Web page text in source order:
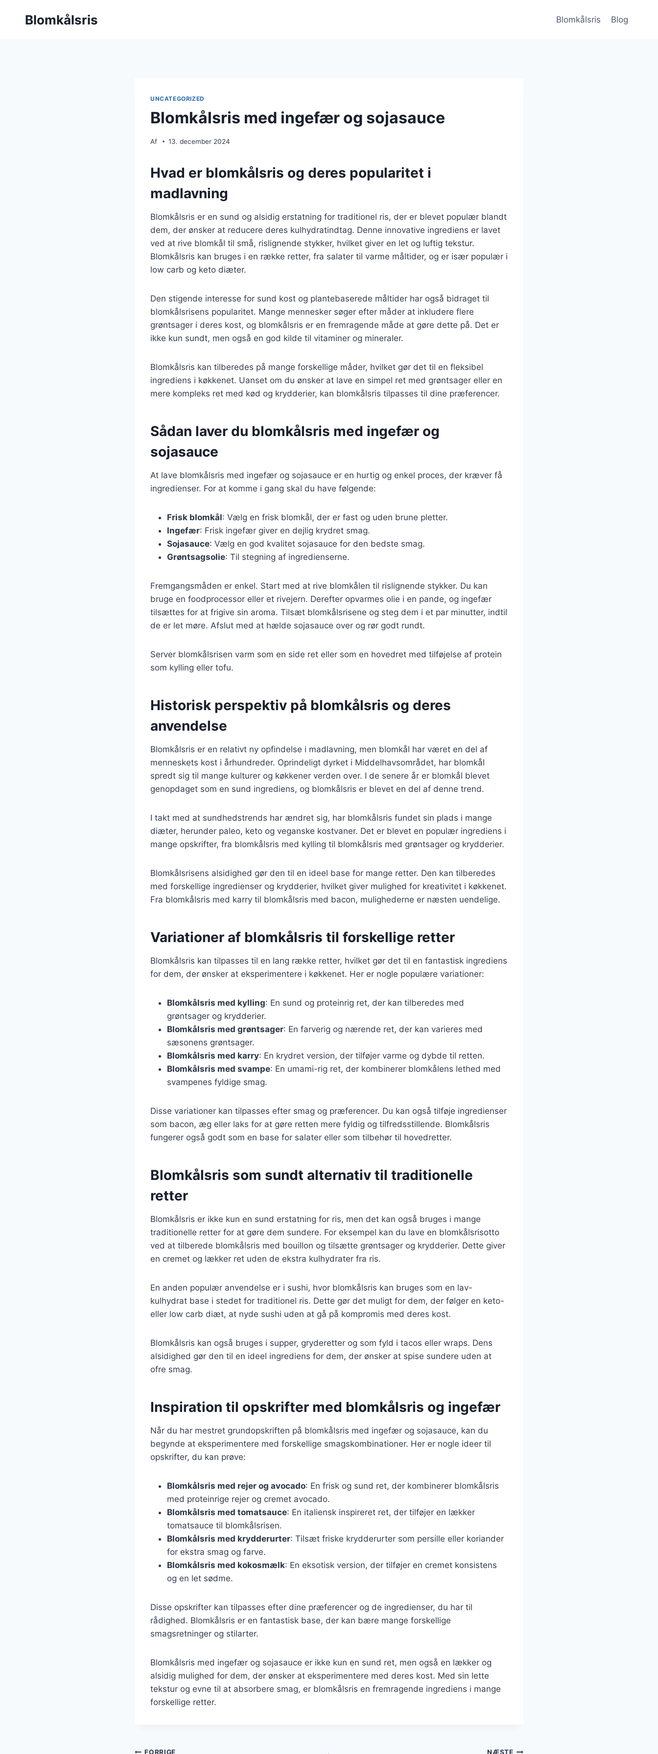
Blomkålsris Blomkålsris Blog
UNCATEGORIZED
Blomkålsris med ingefær og sojasauce
Af 13. december 2024
Hvad er blomkålsris og deres popularitet i
madlavning
Blomkålsris er en sund og alsidig erstatning for traditionel ris, der er blevet populær blandt
dem, der ønsker at reducere deres kulhydratindtag. Denne innovative ingrediens er lavet
ved at rive blomkål til små, rislignende stykker, hvilket giver en let og luftig tekstur.
Blomkålsris kan bruges i en række retter, fra salater til varme måltider, og er især populær i
low carb og keto diæter.
Den stigende interesse for sund kost og plantebaserede måltider har også bidraget til
blomkålsrisens popularitet. Mange mennesker søger efter måder at inkludere flere
grøntsager i deres kost, og blomkålsris er en fremragende måde at gøre dette på. Det er
ikke kun sundt, men også en god kilde til vitaminer og mineraler.
Blomkålsris kan tilberedes på mange forskellige måder, hvilket gør det til en fleksibel
ingrediens i køkkenet. Uanset om du ønsker at lave en simpel ret med grøntsager eller en
mere kompleks ret med kød og krydderier, kan blomkålsris tilpasses til dine præferencer.
Sådan laver du blomkålsris med ingefær og
sojasauce
At lave blomkålsris med ingefær og sojasauce er en hurtig og enkel proces, der kræver få
ingredienser. For at komme i gang skal du have følgende:
Frisk blomkål: Vælg en frisk blomkål, der er fast og uden brune pletter.
Ingefær: Frisk ingefær giver en dejlig krydret smag.
Sojasauce: Vælg en god kvalitet sojasauce for den bedste smag.
Grøntsagsolie: Til stegning af ingredienserne.
Fremgangsmåden er enkel. Start med at rive blomkålen til rislignende stykker. Du kan
bruge en foodprocessor eller et rivejern. Derefter opvarmes olie i en pande, og ingefær
tilsættes for at frigive sin aroma. Tilsæt blomkålsrisene og steg dem i et par minutter, indtil
de er let møre. Afslut med at hælde sojasauce over og rør godt rundt.
Server blomkålsrisen varm som en side ret eller som en hovedret med tilføjelse af protein
som kylling eller tofu.
Historisk perspektiv på blomkålsris og deres
anvendelse
Blomkålsris er en relativt ny opfindelse i madlavning, men blomkål har været en del af
menneskets kost i århundreder. Oprindeligt dyrket i Middelhavsområdet, har blomkål
spredt sig til mange kulturer og køkkener verden over. I de senere år er blomkål blevet
genopdaget som en sund ingrediens, og blomkålsris er blevet en del af denne trend.
I takt med at sundhedstrends har ændret sig, har blomkålsris fundet sin plads i mange
diæter, herunder paleo, keto og veganske kostvaner. Det er blevet en populær ingrediens i
mange opskrifter, fra blomkålsris med kylling til blomkålsris med grøntsager og krydderier.
Blomkålsrisens alsidighed gør den til en ideel base for mange retter. Den kan tilberedes
med forskellige ingredienser og krydderier, hvilket giver mulighed for kreativitet i køkkenet.
Fra blomkålsris med karry til blomkålsris med bacon, mulighederne er næsten uendelige.
Variationer af blomkålsris til forskellige retter
Blomkålsris kan tilpasses til en lang række retter, hvilket gør det til en fantastisk ingrediens
for dem, der ønsker at eksperimentere i køkkenet. Her er nogle populære variationer:
Blomkålsris med kylling: En sund og proteinrig ret, der kan tilberedes med
grøntsager og krydderier.
Blomkålsris med grøntsager: En farverig og nærende ret, der kan varieres med
sæsonens grøntsager.
Blomkålsris med karry: En krydret version, der tilføjer varme og dybde til retten.
Blomkålsris med svampe: En umami-rig ret, der kombinerer blomkålens lethed med
svampenes fyldige smag.
Disse variationer kan tilpasses efter smag og præferencer. Du kan også tilføje ingredienser
som bacon, æg eller laks for at gøre retten mere fyldig og tilfredsstillende. Blomkålsris
fungerer også godt som en base for salater eller som tilbehør til hovedretter.
Blomkålsris som sundt alternativ til traditionelle
retter
Blomkålsris er ikke kun en sund erstatning for ris, men det kan også bruges i mange
traditionelle retter for at gøre dem sundere. For eksempel kan du lave en blomkålsrisotto
ved at tilberede blomkålsris med bouillon og tilsætte grøntsager og krydderier. Dette giver
en cremet og lækker ret uden de ekstra kulhydrater fra ris.
En anden populær anvendelse er i sushi, hvor blomkålsris kan bruges som en lav-
kulhydrat base i stedet for traditionel ris. Dette gør det muligt for dem, der følger en keto-
eller low carb diæt, at nyde sushi uden at gå på kompromis med deres kost.
Blomkålsris kan også bruges i supper, gryderetter og som fyld i tacos eller wraps. Dens
alsidighed gør den til en ideel ingrediens for dem, der ønsker at spise sundere uden at
ofre smag.
Inspiration til opskrifter med blomkålsris og ingefær
Når du har mestret grundopskriften på blomkålsris med ingefær og sojasauce, kan du
begynde at eksperimentere med forskellige smagskombinationer. Her er nogle ideer til
opskrifter, du kan prøve:
Blomkålsris med rejer og avocado: En frisk og sund ret, der kombinerer blomkålsris
med proteinrige rejer og cremet avocado.
Blomkålsris med tomatsauce: En italiensk inspireret ret, der tilføjer en lækker
tomatsauce til blomkålsrisen.
Blomkålsris med krydderurter: Tilsæt friske krydderurter som persille eller koriander
for ekstra smag og farve.
Blomkålsris med kokosmælk: En eksotisk version, der tilføjer en cremet konsistens
og en let sødme.
Disse opskrifter kan tilpasses efter dine præferencer og de ingredienser, du har til
rådighed. Blomkålsris er en fantastisk base, der kan bære mange forskellige
smagsretninger og stilarter.
Blomkålsris med ingefær og sojasauce er ikke kun en sund ret, men også en lækker og
alsidig mulighed for dem, der ønsker at eksperimentere med deres kost. Med sin lette
tekstur og evne til at absorbere smag, er blomkålsris en fremragende ingrediens i mange
forskellige retter.
FORRIGE NÆSTE